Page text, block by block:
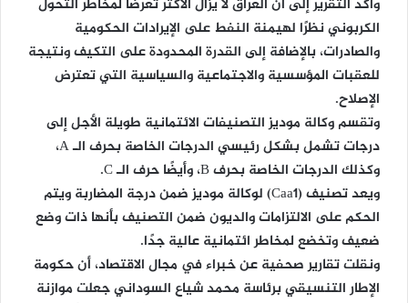
وأكد التقرير إلى أن العراق لا يزال الأكثر تعرضًا لمخاطر التحول
الكربوني نظرًا لهيمنة النفط على الإيرادات الحكومية
والصادرات، بالإضافة إلى القدرة المحدودة على التكيف ونتيجة
للعقبات المؤسسية والاجتماعية والسياسية التي تعترض
الإصلاح.
وتقسم وكالة موديز التصنيفات الائتمانية طويلة الأجل إلى
درجات تشمل بشكل رئيسي الدرجات الخاصة بحرف الـ A،
وكذلك الدرجات الخاصة بحرف B، وأيضًا حرف الـ C.
ويعد تصنيف (Caa1) لوكالة موديز ضمن درجة المضاربة ويتم
الحكم على الالتزامات والديون ضمن التصنيف بأنها ذات وضع
ضعيف وتخضع لمخاطر ائتمانية عالية جدًا.
ونقلت تقارير صحفية عن خبراء في مجال الاقتصاد، أن حكومة
الإطار التنسيقي برئاسة محمد شياع السوداني جعلت موازنة